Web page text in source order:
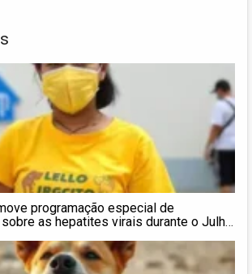
programação especial de
as hepatites virais durante o Julho